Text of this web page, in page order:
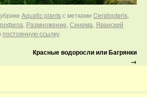
Aquatic plantsс метками Ceratopteris,
, Размножение, Синема, Яванский
постоянную ссылку.
Красные водоросли или Багрянки
→